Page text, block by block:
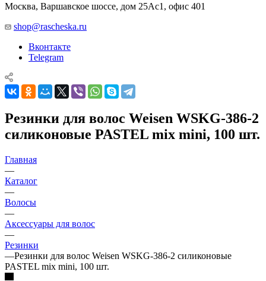
Москва, Варшавское шоссе, дом 25Аc1, офис 401
shop@rascheska.ru
Вконтакте
Telegram
Резинки для волос Weisen WSKG-386-2
силиконовые PASTEL mix mini, 100 шт.
Главная
—
Каталог
—
Волосы
—
Аксессуары для волос
—
Резинки
—Резинки для волос Weisen WSKG-386-2 силиконовые
PASTEL mix mini, 100 шт.